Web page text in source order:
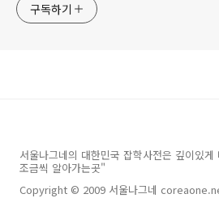
구독하기
서울나그네의 대한민국 잡학사전은 깊이있게
조금씩 알아가는곳"
Copyright © 2009 서울나그네